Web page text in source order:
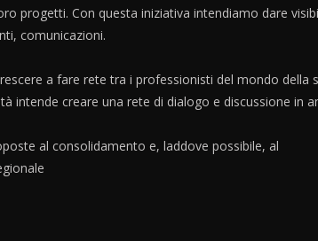
progetti. Con questa iniziativa intendiamo dare
comunicazioni.
a fare rete tra i professionisti del mondo della
intende creare una rete di dialogo e discussione in
al consolidamento e, laddove possibile, al